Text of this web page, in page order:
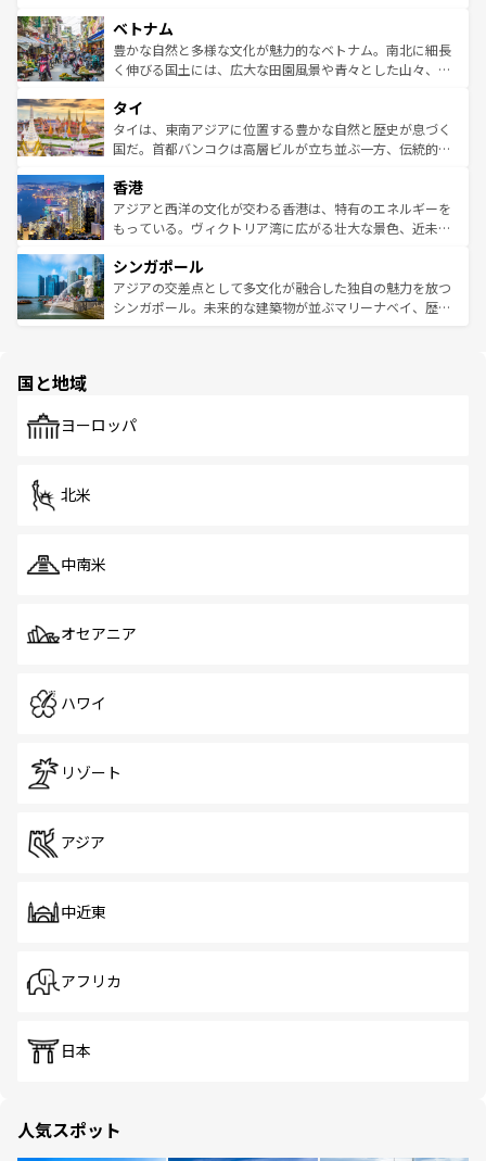
参照してほしい。
容にもいいと評判のスイーツなど、バラエティ豊かな料理
が味わえる。 なお、新着の台湾情報は コンテンツ一覧を参
照してほしい。
き、地方に足を延ばせば四季折々の自然美を楽しむことが
できる。そして、キムチや焼肉、絶品のストリートフード
まで、さまざまな韓国料理が待っている。夜には、韓国な
リティに包まれながら、韓国の多彩な魅力を心ゆくまで味
わってみてほしい。 なお、新着の韓国情報はコンテンツ一
覧を参照してほしい。
ベトナム
豊かな自然と多様な文化が魅力的なベトナム。南北に細長
く伸びる国土には、広大な田園風景や青々とした山々、世
急速な発展と共に伝統が息づく。ハノイの古い町並みやホ
ーチミン市のフランス統治時代の建物も、独特の雰囲気を
醸し出している。また、バラエティの豊かさとおいしさで
とつ。フォーやバインミー、ベトナムコーヒーなどは、ぜ
ひ現地で味わいたい。どの地域を訪れてもあたたかい人々
が旅行者を迎えてくれるので、きっと忘れられない旅にな
参照してほしい。
タイ
タイは、東南アジアに位置する豊かな自然と歴史が息づく
国だ。首都バンコクは高層ビルが立ち並ぶ一方、伝統的な
の活気が交差している。北部ではチェンマイなどの山岳地
帯で自然と触れ合い、南部ではプーケットやクラビの美し
いビーチでリゾート気分を楽しむことができる。タイ料理
激する。気候は一年中温暖で、どの季節にも異なる楽しみ
が待っている。親しみやすいタイの人々、仏教を中心とし
た文化、そして多様な観光資源が、訪れる旅人を魅了し続
香港
アジアと西洋の文化が交わる香港は、特有のエネルギーを
もっている。ヴィクトリア湾に広がる壮大な景色、近未来
み、どこを訪れても感動するはず。観光スポットが密集し
ており、効率よく見どころを回れるのも魅力。息をのむよ
うな絶景から文化的な体験まで、香港を存分に楽しみ尽く
シンガポール
アジアの交差点として多文化が融合した独自の魅力を放つ
シンガポール。未来的な建築物が並ぶマリーナベイ、歴史
で、ホーカーズは地元の風情を楽しめる外せないスポット
国と地域
ヨーロッパ
北米
中南米
オセアニア
ハワイ
リゾート
アジア
中近東
アフリカ
日本
人気スポット